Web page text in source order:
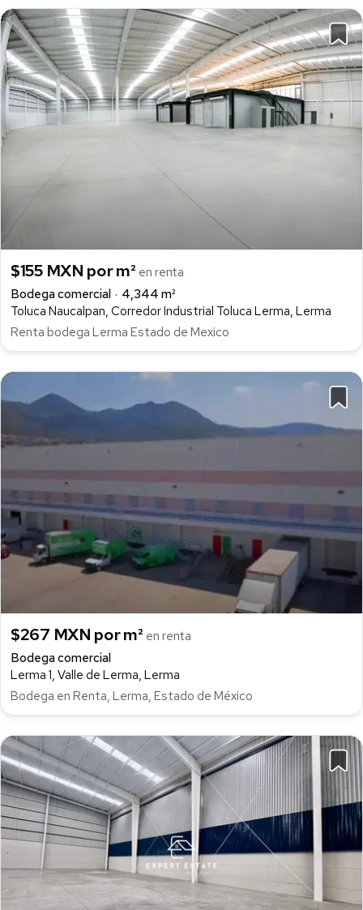
$155 MXN por m² en renta
Bodega comercial
4,344 m²
Toluca Naucalpan, Corredor Industrial Toluca Lerma, Lerma
Renta bodega Lerma Estado de Mexico
$267 MXN por m² en renta
Bodega comercial
Lerma 1, Valle de Lerma, Lerma
Bodega en Renta, Lerma, Estado de México